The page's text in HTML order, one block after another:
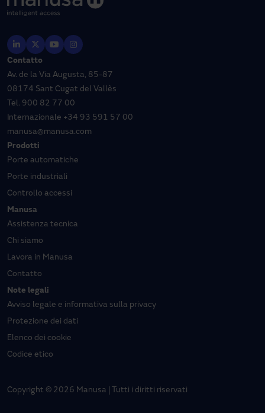
Contatto
Av. de la Via Augusta, 85-87
08174 Sant Cugat del Vallès
Tel. 900 82 77 00
Internazionale +34 93 591 57 00
manusa@manusa.com
Prodotti
Porte automatiche
Porte industriali
Controllo accessi
Manusa
Assistenza tecnica
Chi siamo
Lavora in Manusa
Contatto
Note legali
Avviso legale e informativa sulla privacy
Protezione dei dati
Elenco dei cookie
Codice etico
Copyright © 2026 Manusa | Tutti i diritti riservati